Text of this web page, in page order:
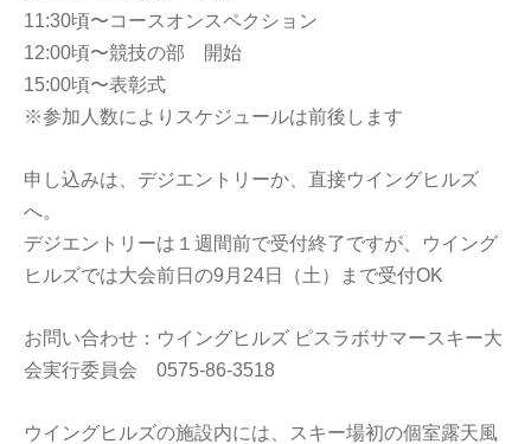
11:30頃〜コースオンスペクション
12:00頃〜競技の部 開始
15:00頃〜表彰式
※参加人数によりスケジュールは前後します
申し込みは、デジエントリーか、直接ウイングヒルズ
へ。
デジエントリーは１週間前で受付終了ですが、ウイング
ヒルズでは大会前日の9月24日（土）まで受付OK
お問い合わせ：ウイングヒルズ ピスラボサマースキー大
会実行委員会 0575-86-3518
ウイングヒルズの施設内には、スキー場初の個室露天風